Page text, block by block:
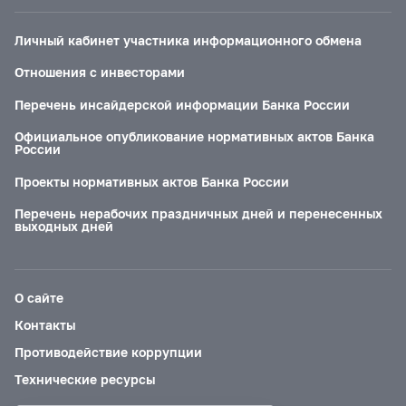
Личный кабинет участника информационного обмена
Отношения с инвесторами
Перечень инсайдерской информации Банка России
Официальное опубликование нормативных актов Банка
России
Проекты нормативных актов Банка России
Перечень нерабочих праздничных дней и перенесенных
выходных дней
О сайте
Контакты
Противодействие коррупции
Технические ресурсы